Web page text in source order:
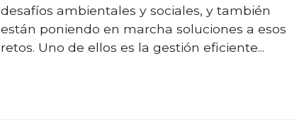
desafíos ambientales y sociales, y también
están poniendo en marcha soluciones a esos
retos. Uno de ellos es la gestión eficiente...